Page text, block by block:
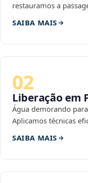
restauramos a
SAIBA MAIS
02
Liberação em
Água demorando
Aplicamos técnicas
SAIBA MAIS